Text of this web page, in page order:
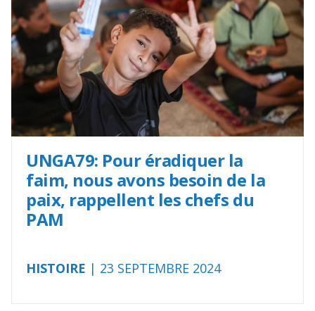
UNGA79: Pour éradiquer la
faim, nous avons besoin de la
paix, rappellent les chefs du
PAM
HISTOIRE | 23 SEPTEMBRE 2024